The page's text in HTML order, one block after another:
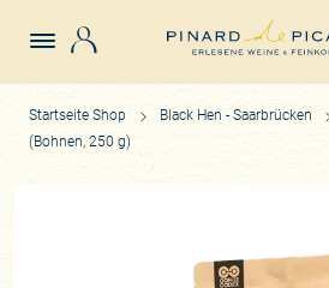
Startseite Shop Black Hen - Saarbrücken
(Bohnen, 250 g)